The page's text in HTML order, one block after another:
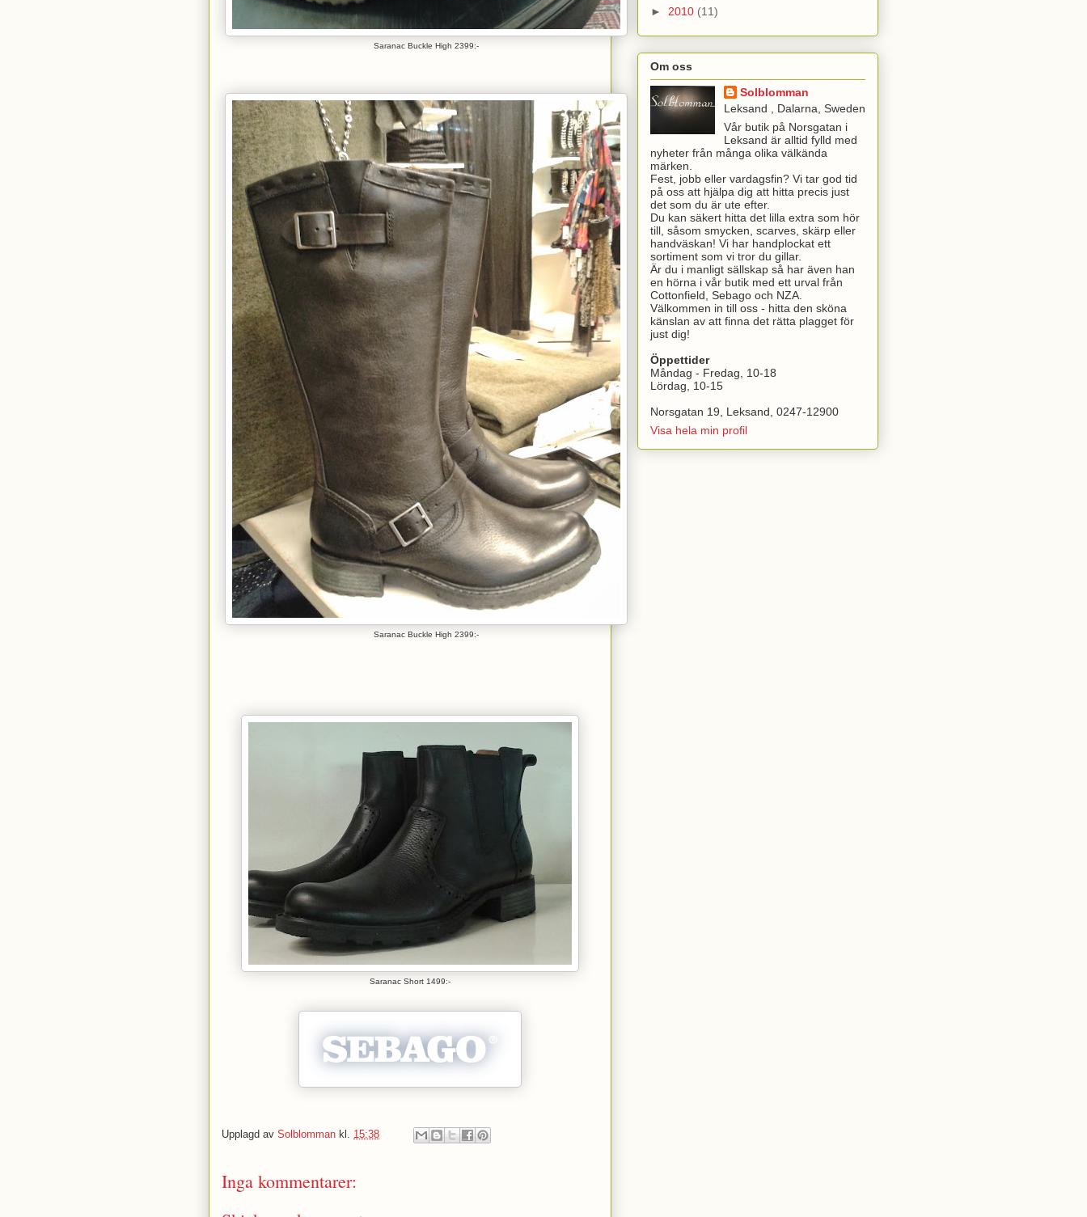
Saranac Buckle High 2399:-
Saranac Buckle High 2399:-
Saranac Short 1499:-
Upplagd av Solblomman kl. 15:38
Inga kommentarer:
► 2010 (11)
Om oss
Solblomman
Leksand , Dalarna, Sweden
Vår butik på Norsgatan i
Leksand är alltid fylld med
nyheter från många olika välkända
märken.
Fest, jobb eller vardagsfin? Vi tar god tid
på oss att hjälpa dig att hitta precis just
det som du är ute efter.
Du kan säkert hitta det lilla extra som hör
till, såsom smycken, scarves, skärp eller
handväskan! Vi har handplockat ett
sortiment som vi tror du gillar.
Är du i manligt sällskap så har även han
en hörna i vår butik med ett urval från
Cottonfield, Sebago och NZA.
Välkommen in till oss - hitta den sköna
känslan av att finna det rätta plagget för
just dig!
Öppettider
Måndag - Fredag, 10-18
Lördag, 10-15
Norsgatan 19, Leksand, 0247-12900
Visa hela min profil